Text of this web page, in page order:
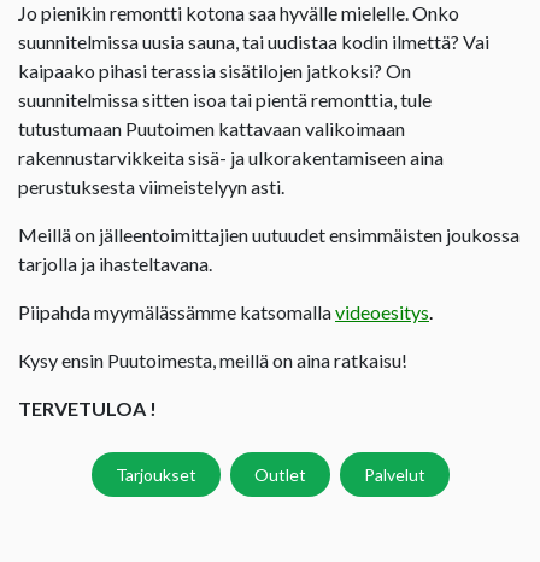
Jo pienikin remontti kotona saa hyvälle mielelle. Onko
suunnitelmissa uusia sauna, tai uudistaa kodin ilmettä? Vai
kaipaako pihasi terassia sisätilojen jatkoksi? On
suunnitelmissa sitten isoa tai pientä remonttia, tule
tutustumaan Puutoimen kattavaan valikoimaan
rakennustarvikkeita sisä- ja ulkorakentamiseen aina
perustuksesta viimeistelyyn asti.
Meillä on jälleentoimittajien uutuudet ensimmäisten joukossa
tarjolla ja ihasteltavana.
Piipahda myymälässämme katsomallavideoesitys.
Kysy ensin Puutoimesta, meillä on aina ratkaisu!
TERVETULOA !
Tarjoukset Outlet Palvelut